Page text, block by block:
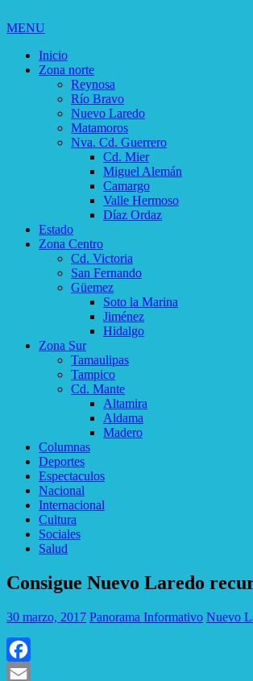
MENU
Inicio
Zona norte
Reynosa
Río Bravo
Nuevo Laredo
Matamoros
Nva. Cd. Guerrero
Cd. Mier
Miguel Alemán
Camargo
Valle Hermoso
Díaz Ordaz
Estado
Zona Centro
Cd. Victoria
San Fernando
Güemez
Soto la Marina
Jiménez
Hidalgo
Zona Sur
Tamaulipas
Tampico
Cd. Mante
Altamira
Aldama
Madero
Columnas
Deportes
Espectaculos
Nacional
Internacional
Cultura
Sociales
Salud
Consigue Nuevo Laredo
30 marzo, 2017 Panorama Informativo Nuevo
Facebook